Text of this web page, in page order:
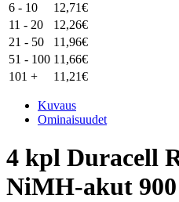
6 - 10
12,71€
11 - 20
12,26€
21 - 50
11,96€
51 - 100 11,66€
101 +
11,21€
Kuvaus
Ominaisuudet
4 kpl Duracell
NiMH-akut